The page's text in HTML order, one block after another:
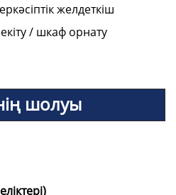
желдеткіш
/ шкаф орнату
шолуы